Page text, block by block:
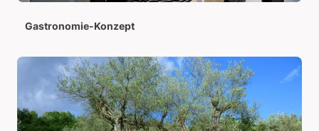
Gastronomie-Konzept